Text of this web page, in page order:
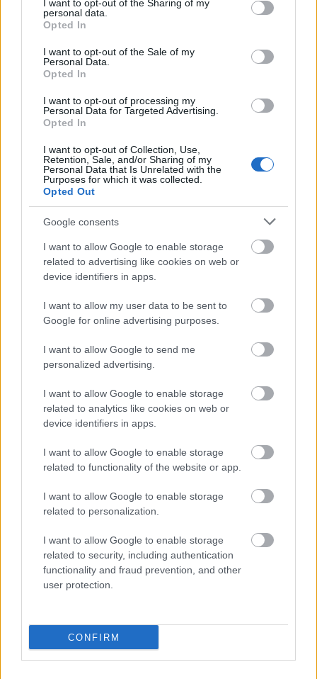
not limited to your visit or usage behaviour. You may click to
grant or deny consent to Google and its third-party tags to
use your data for below specified purposes in below Google
consent section.
I want to opt-out of the Sharing of my
personal data.
Opted In
I want to opt-out of the Sale of my
Personal Data.
Opted In
I want to opt-out of processing my
Personal Data for Targeted Advertising.
Opted In
I want to opt-out of Collection, Use,
Retention, Sale, and/or Sharing of my
Personal Data that Is Unrelated with the
Purposes for which it was collected.
Opted Out
Google consents
I want to allow Google to enable storage
related to advertising like cookies on web or
device identifiers in apps.
I want to allow my user data to be sent to
Google for online advertising purposes.
I want to allow Google to send me
personalized advertising.
I want to allow Google to enable storage
related to analytics like cookies on web or
device identifiers in apps.
I want to allow Google to enable storage
related to functionality of the website or app.
I want to allow Google to enable storage
related to personalization.
I want to allow Google to enable storage
related to security, including authentication
functionality and fraud prevention, and other
user protection.
CONFIRM
MAGYAR ÉPÍTŐK
műemlékfelújítás műemlék restaurálás
Történelmi táj, amelynek minden köve mesél –
A projekt részeként megújulnak a területen található
műemlékek, köztük a különleges Műromok, valamint a közeli
Várkanyarban álló Nepomuki Szent János híd és szobor is.
Bicske Kelet csomópont építése
Új gyalogosátkelők és jelzőlámpás
csomópont épül Angyalföldön
Másfélszeresére bővítik
Hódmezővásárhely jó hírű református
iskoláját
Flórián téri felüljárón